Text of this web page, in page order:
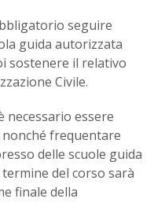
seguire
guida autorizzata
sostenere il relativo
Civile.
necessario essere
frequentare
delle scuole guida
del corso sarà
finale della